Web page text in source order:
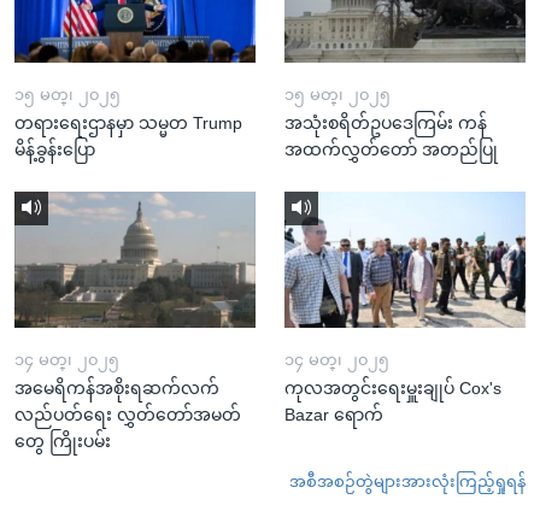
၁၅ မတ္၊ ၂၀၂၅
တရားရေးဌာနမှာ သမ္မတ Trump
မိန့်ခွန်းပြော
၁၅ မတ္၊ ၂၀၂၅
အသုံးစရိတ်ဥပဒေကြမ်း ကန်
အထက်လွှတ်တော် အတည်ပြု
၁၄ မတ္၊ ၂၀၂၅
အမေရိကန်အစိုးရဆက်လက်
လည်ပတ်ရေး လွှတ်တော်အမတ်
တွေ ကြိုးပမ်း
၁၄ မတ္၊ ၂၀၂၅
ကုလအတွင်းရေးမှူးချုပ် Cox's
Bazar ရောက်
အစီအစဉ်တွဲများအားလုံးကြည့်ရှုရန်